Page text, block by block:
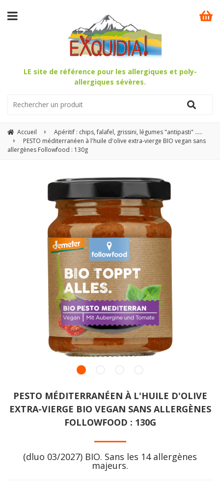
LE site de référence pour les allergiques et poly-
allergiques sévères.
Accueil
Apéritif : chips, falafel, grissini, légumes "antipasti" .....
PESTO méditerranéen à l'huile d'olive extra-vierge BIO vegan sans
allergènes Followfood : 130g
PESTO MÉDITERRANÉEN À L'HUILE D'OLIVE
EXTRA-VIERGE BIO VEGAN SANS ALLERGÈNES
FOLLOWFOOD : 130G
(dluo 03/2027) BIO. Sans les 14 allergènes
majeurs.